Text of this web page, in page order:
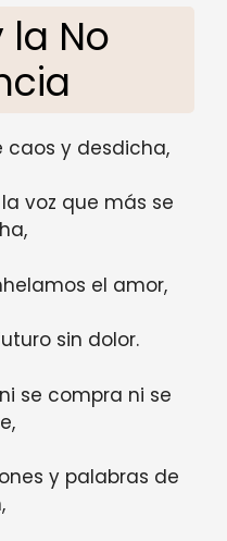
la No
caos y desdicha,
voz que más se
el amor,
sin dolor.
se compra ni se
y palabras de